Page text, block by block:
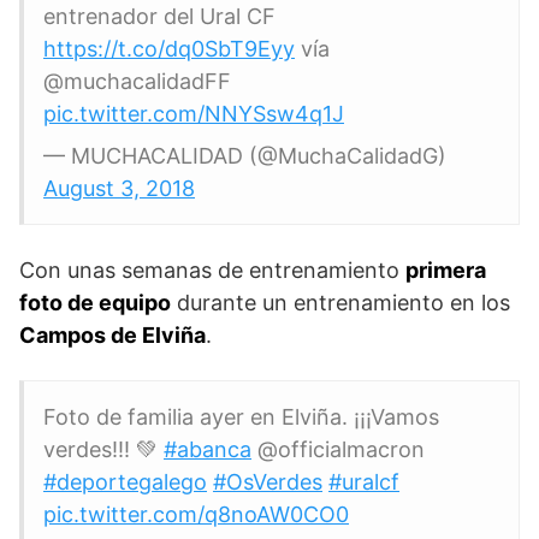
entrenador del Ural CF
https://t.co/dq0SbT9Eyy vía
@muchacalidadFF
pic.twitter.com/NNYSsw4q1J
— MUCHACALIDAD (@MuchaCalidadG)
August 3, 2018
Con unas semanas de entrenamiento primera
foto de equipo durante un entrenamiento en los
Campos de Elviña.
Foto de familia ayer en Elviña. ¡¡¡Vamos
verdes!!! 💚 #abanca @officialmacron
#deportegalego #OsVerdes #uralcf
pic.twitter.com/q8noAW0CO0